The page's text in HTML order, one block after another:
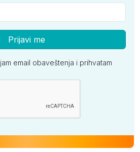
Prijavi me
email obaveštenja i prihvatam